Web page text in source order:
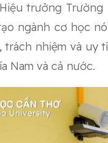
trưởng
ngành cơ học
trách nhiệm và uy
Nam và cả nước.